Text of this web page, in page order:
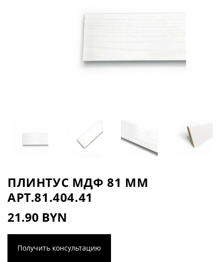
ПЛИНТУС МДФ 81 ММ
АРТ.81.404.41
21.90 BYN
Получить консультацию